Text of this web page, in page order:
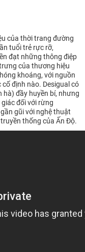
của thời trang đường
tuổi trẻ rực rỡ,
đạt những thông điệp
của thương hiệu
khoáng, với nguồn
định nào. Desigual có
hà) đầy huyền bí, nhưng
đối với rừng
gũi với nghệ thuật
thống của Ấn Độ.